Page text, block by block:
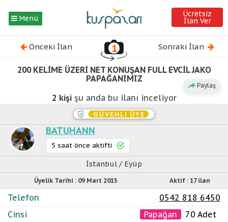
Menü Ücretsiz
İlan Ver
Önceki İlan 1 Sonraki İlan
200 KELİME ÜZERİ NET KONUŞAN FULL EVCİL JAKO
PAPAĞANIMIZ
Paylaş
⦿ Papağan
2 kişişu anda bu ilanı inceliyor
BATUHANN
5 saat önce aktifti
İstanbul / Eyüp
Üyelik Tarihi : 09 Mart 2015 Aktif : 17 ilan
Telefon
0542 818 6450
Cinsi
Papağan
70 Adet